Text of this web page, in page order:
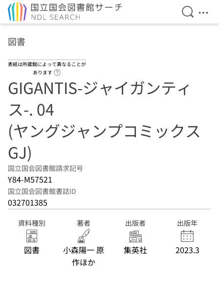
検索を
メ
図書
表紙は所蔵館によって異なることが
あります
GIGANTIS-ジャイガンティ
ス-. 04
(ヤングジャンプコミックス
GJ)
国立国会図書館請求記号
Y84-M57521
国立国会図書館書誌ID
032701385
資料種別
図書
著者
小森陽一 原
作ほか
出版者
集英社
出版年
2023.3